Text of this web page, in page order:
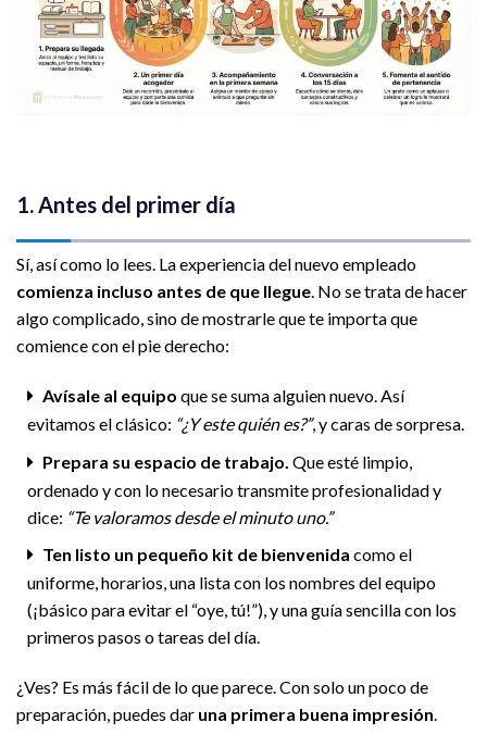
1. Antes del primer día
Sí, así como lo lees. La experiencia del nuevo empleado
comienza incluso antes de que llegue. No se trata de hacer
algo complicado, sino de mostrarle que te importa que
comience con el pie derecho:
Avísale al equipo que se suma alguien nuevo. Así
evitamos el clásico: “¿Y este quién es?”, y caras de sorpresa.
Prepara su espacio de trabajo. Que esté limpio,
ordenado y con lo necesario transmite profesionalidad y
dice: “Te valoramos desde el minuto uno.”
Ten listo un pequeño kit de bienvenida como el
uniforme, horarios, una lista con los nombres del equipo
(¡básico para evitar el “oye, tú!”), y una guía sencilla con los
primeros pasos o tareas del día.
¿Ves? Es más fácil de lo que parece. Con solo un poco de
preparación, puedes dar una primera buena impresión.